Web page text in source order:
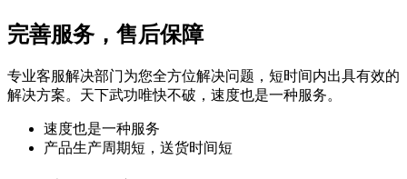
完善服务，售后保障
专业客服解决部门为您全方位解决问题，短时间内出具有效的
解决方案。天下武功唯快不破，速度也是一种服务。
速度也是一种服务
产品生产周期短，送货时间短